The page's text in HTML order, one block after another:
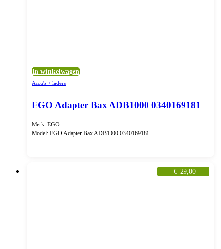
In winkelwagen
Accu's + laders
EGO Adapter Bax ADB1000 0340169181
Merk: EGO
Model: EGO Adapter Bax ADB1000 0340169181
€ 29,00